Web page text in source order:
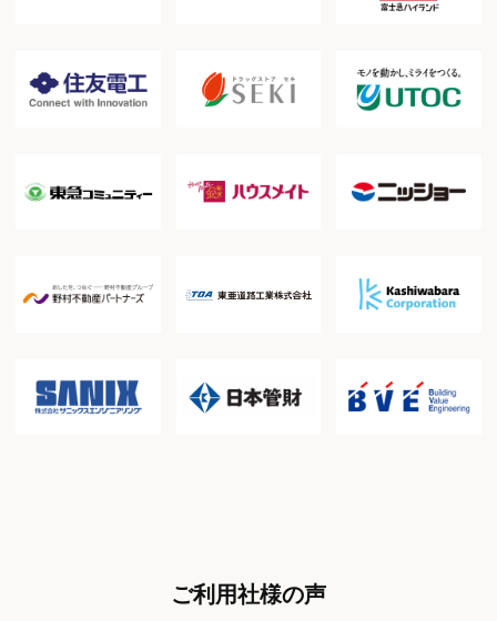
ご利用社様の声